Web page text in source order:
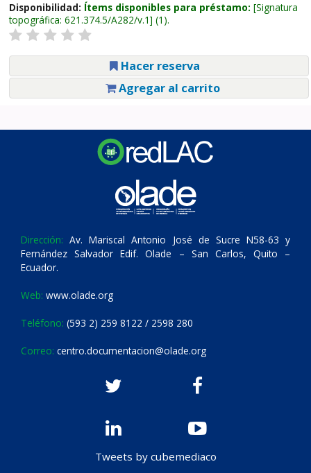
Disponibilidad: Ítems disponibles para préstamo: Signatura
topográfica: 621.374.5/A282/v.1 (1).
Hacer reserva
Agregar al carrito
Dirección: Av. Mariscal Antonio José de Sucre N58-63 y
Fernández Salvador Edif. Olade – San Carlos, Quito –
Ecuador.
Web: www.olade.org
Teléfono: (593 2) 259 8122 / 2598 280
Correo: centro.documentacion@olade.org
Tweets by cubemediaco